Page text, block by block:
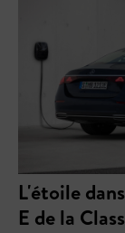
L'étoile
E de la